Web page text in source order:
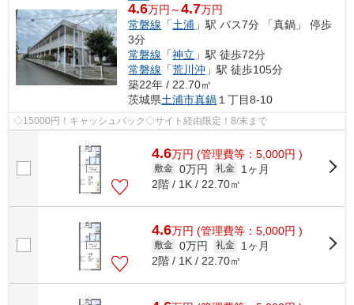
4.6万円～4.7万円
常磐線 「土浦 」駅 バス7分 「真鍋」 停歩
3分
常磐線 「神立 」駅 徒歩72分
常磐線 「荒川沖 」駅 徒歩105分
築22年 / 22.70㎡
茨城県土浦市真鍋１丁目8-10
◇15000円！キャッシュバック◇サイト経由限定！8/末まで
4.6万円 (管理費等：5,000円 )
敷金 0万円 礼金
1ヶ月
2階 / 1K / 22.70㎡
4.6万円 (管理費等：5,000円 )
敷金 0万円 礼金
1ヶ月
2階 / 1K / 22.70㎡